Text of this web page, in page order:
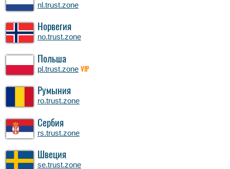
nl.trust.zone
Норвегия
no.trust.zone
Польша
pl.trust.zone VIP
Румыния
ro.trust.zone
Сербия
rs.trust.zone
Швеция
se.trust.zone